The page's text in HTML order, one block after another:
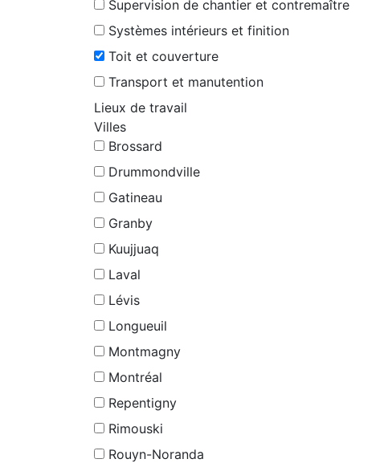
Supervision de chantier et contremaître
Systèmes intérieurs et finition
Toit et couverture
Transport et manutention
Lieux de travail
Villes
Brossard
Drummondville
Gatineau
Granby
Kuujjuaq
Laval
Lévis
Longueuil
Montmagny
Montréal
Repentigny
Rimouski
Rouyn-Noranda